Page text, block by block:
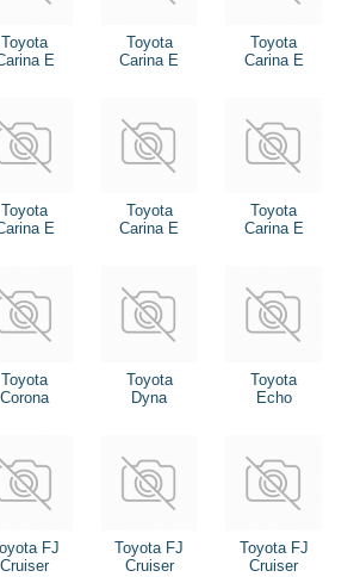
Toyota
E
Toyota
Carina E
Toyota
Carina E
Toyota
E
Toyota
Carina E
Toyota
Carina E
Toyota
Corona
Toyota
Dyna
Toyota
Echo
FJ
Cruiser
Toyota FJ
Cruiser
Toyota FJ
Cruiser